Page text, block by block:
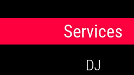
Services
DJ